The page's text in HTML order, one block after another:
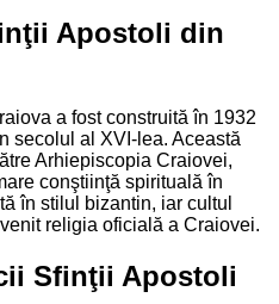
Apostoli din
a fost construită în 1932
secolul al XVI-lea. Această
Arhiepiscopia Craiovei,
conştiinţă spirituală în
în stilul bizantin, iar cultul
religia oficială a Craiovei.
Sfinţii Apostoli